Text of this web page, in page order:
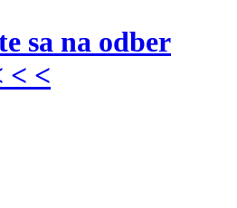
sa na odber
< <